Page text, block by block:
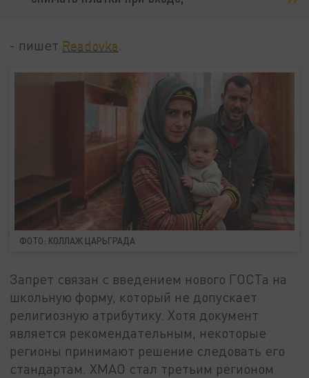
- пишет Readovka
ФОТО: КОЛЛАЖ ЦАРЬГРАДА
Запрет связан с введением нового ГОСТа на
школьную форму, который не допускает
религиозную атрибутику. Хотя документ
является рекомендательным, некоторые
регионы принимают решение следовать его
стандартам. ХМАО стал третьим регионом